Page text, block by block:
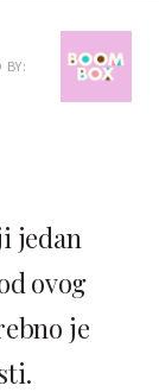
BY:
jedan
ovog
je